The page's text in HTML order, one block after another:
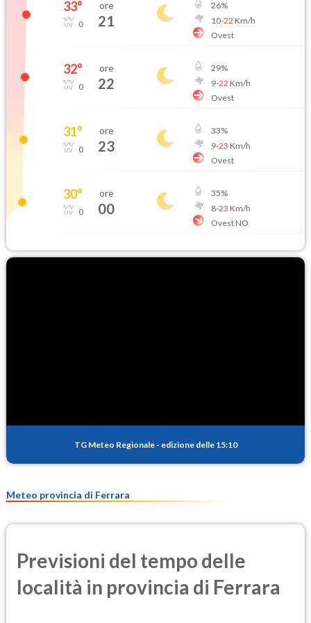
33°
0
ore
21
26%
10-22 Km/h
Ovest
32°
0
ore
22
29%
9-22 Km/h
Ovest
31°
0
ore
23
33%
9-23 Km/h
Ovest
30°
0
ore
00
35%
8-23 Km/h
Ovest NO
TG Meteo Regionale - edizione delle 15:10
Meteo provincia di Ferrara
Previsioni del tempo delle
località in provincia di Ferrara